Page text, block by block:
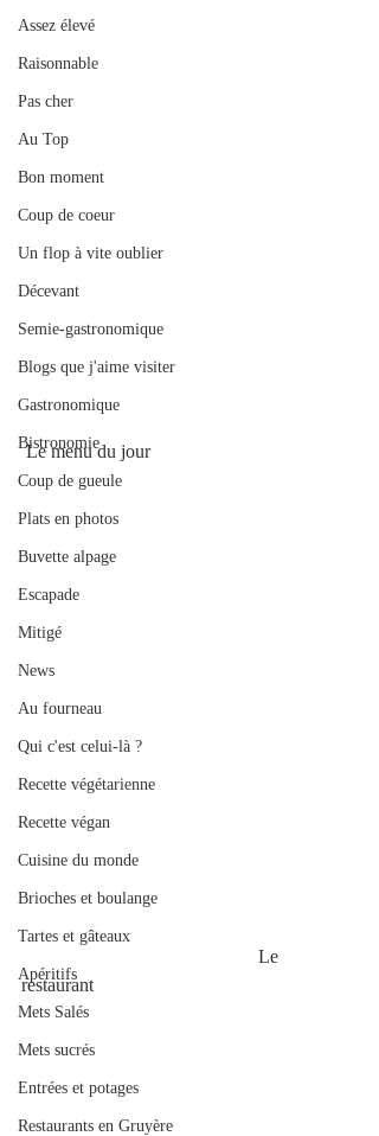
Assez élevé
Raisonnable
Pas cher
Au Top
Bon moment
Coup de coeur
Un flop à vite oublier
Décevant
Semie-gastronomique
Blogs que j'aime visiter
Gastronomique
Bistronomie
Coup de gueule
Plats en photos
Buvette alpage
Escapade
Mitigé
News
Au fourneau
Qui c'est celui-là ?
Recette végétarienne
Recette végan
Cuisine du monde
Brioches et boulange
Tartes et gâteaux
Apéritifs
Mets Salés
Mets sucrés
Entrées et potages
Restaurants en Gruyère
Le menu du jour
restaurant